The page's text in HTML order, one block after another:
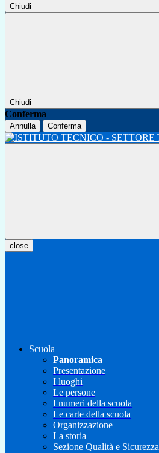
Chiudi
Chiudi
Conferma
Annulla Conferma
close
Scuola
Panoramica
Presentazione
I luoghi
Le persone
I numeri della scuola
Le carte della scuola
Organizzazione
La storia
Sezione Qualità e Sicurezza